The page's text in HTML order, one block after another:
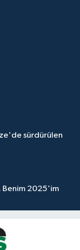
sürdürülen
Benim 2025'im